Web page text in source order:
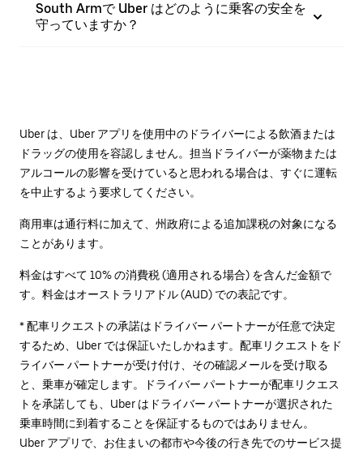
South Armで Uber はどのように乗客の安全を
守っていますか？
Uber は、Uber アプリを使用中のドライバーによる飲酒または
ドラッグの使用を容認しません。担当ドライバーが薬物または
アルコールの影響を受けていると思われる場合は、すぐに運転
を中止するよう要求してください。
商用車は通行料に加えて、州政府による追加課税の対象になる
ことがあります。
料金はすべて 10% の消費税 (適用される場合) を含んだ金額で
す。料金はオーストラリアドル (AUD) での表記です。
* 配車リクエストの承諾はドライバー パートナーが任意で決定
するため、Uber では保証いたしかねます。配車リクエストをド
ライバー パートナーが受け付け、その確認メールを受け取る
と、乗車が確定します。ドライバー パートナーが配車リクエス
トを承諾しても、Uber はドライバー パートナーが選択された
乗車時間に到着することを保証するものではありません。
Uber アプリで、お住まいの都市や今後の行き先でのサービス提